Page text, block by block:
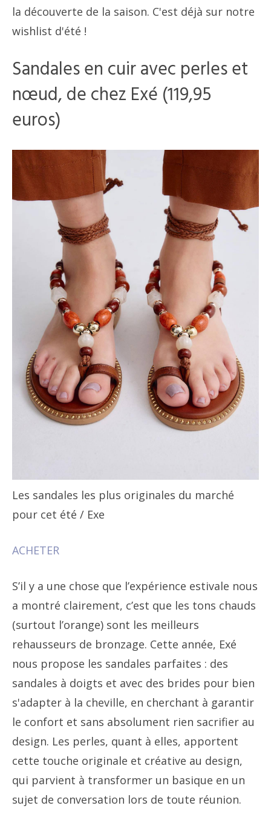
la découverte de la saison. C'est déjà sur notre
wishlist d'été !
Sandales en cuir avec perles et
nœud, de chez Exé (119,95
euros)
Les sandales les plus originales du marché
pour cet été / Exe
ACHETER
S’il y a une chose que l’expérience estivale nous
a montré clairement, c’est que les tons chauds
(surtout l’orange) sont les meilleurs
rehausseurs de bronzage. Cette année, Exé
nous propose les sandales parfaites : des
sandales à doigts et avec des brides pour bien
s'adapter à la cheville, en cherchant à garantir
le confort et sans absolument rien sacrifier au
design. Les perles, quant à elles, apportent
cette touche originale et créative au design,
qui parvient à transformer un basique en un
sujet de conversation lors de toute réunion.